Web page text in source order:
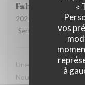
«
vos
à
Fabrice
2026-07-19
- 12:00 -
Service
Une table
Nous avons apprécié